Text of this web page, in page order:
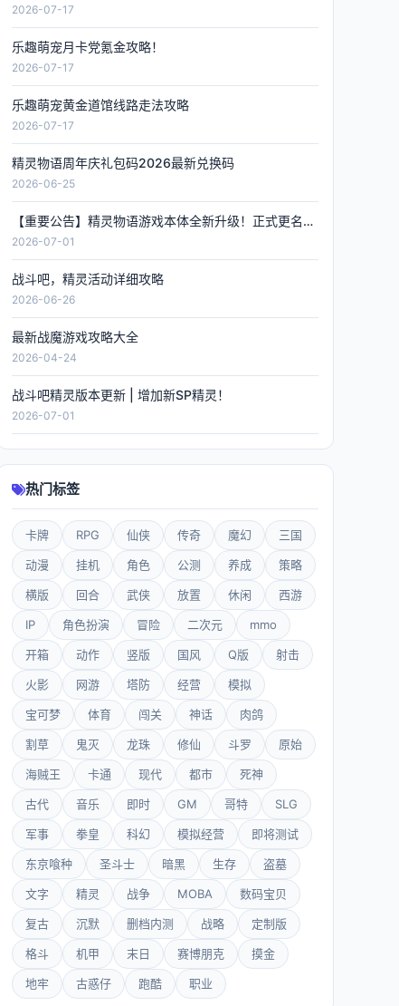
2026-07-17
乐趣萌宠月卡党氪金攻略！
2026-07-17
乐趣萌宠黄金道馆线路走法攻略
2026-07-17
精灵物语周年庆礼包码2026最新兑换码
2026-06-25
【重要公告】精灵物语游戏本体全新升级！正式更名《精灵联萌》，数据全程保留！
2026-07-01
战斗吧，精灵活动详细攻略
2026-06-26
最新战魔游戏攻略大全
2026-04-24
战斗吧精灵版本更新 | 增加新SP精灵！
2026-07-01
热门标签
卡牌 RPG 仙侠 传奇 魔幻 三国
动漫 挂机 角色 公测 养成 策略
横版 回合 武侠 放置 休闲 西游
IP 角色扮演 冒险 二次元 mmo
开箱 动作 竖版 国风 Q版 射击
火影 网游 塔防 经营 模拟
宝可梦 体育 闯关 神话 肉鸽
割草 鬼灭 龙珠 修仙 斗罗 原始
海贼王 卡通 现代 都市 死神
古代 音乐 即时 GM 哥特 SLG
军事 拳皇 科幻 模拟经营 即将测试
东京喰种 圣斗士 暗黑 生存 盗墓
文字 精灵 战争 MOBA 数码宝贝
复古 沉默 删档内测 战略 定制版
格斗 机甲 末日 赛博朋克 摸金
地牢 古惑仔 跑酷 职业